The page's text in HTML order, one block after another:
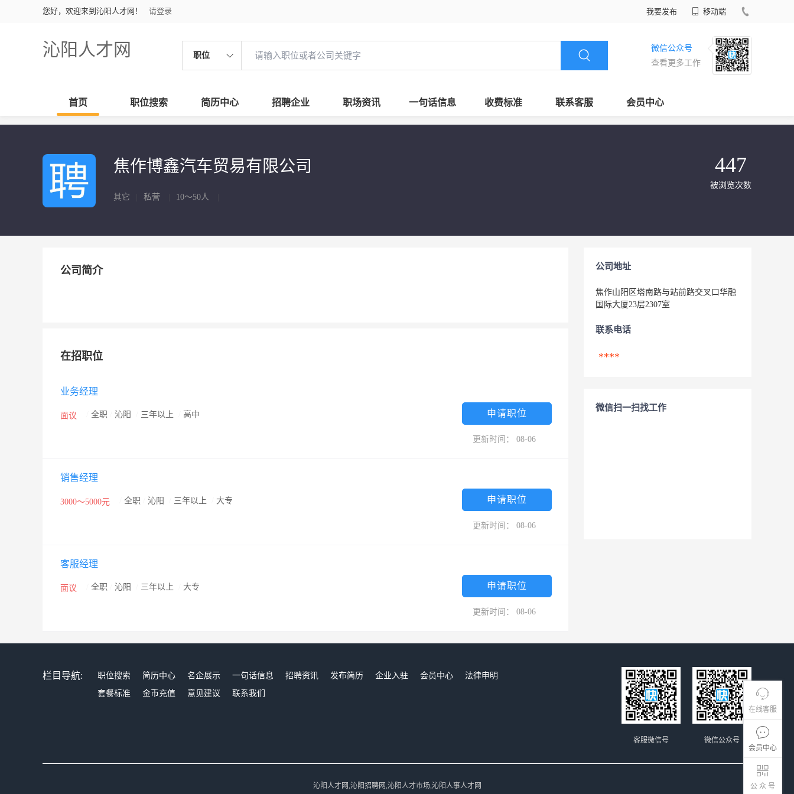
您好，欢迎来到沁阳人才网！ 请登录 我要发布 移动端
沁阳人才网 职位
微信公众号
查看更多工作
首页 职位搜索 简历中心 招聘企业 职场资讯 一句话信息 收费标准 联系客服 会员中心
在线客服
会员中心
公 众 号
焦作博鑫汽车贸易有限公司
其它 私营 10～50人
447
被浏览次数
公司简介
在招职位
业务经理
面议 全职 沁阳 三年以上 高中 申请职位
更新时间： 08-06
销售经理
3000～5000元 全职 沁阳 三年以上 大专 申请职位
更新时间： 08-06
客服经理
面议 全职 沁阳 三年以上 大专 申请职位
更新时间： 08-06
公司地址
焦作山阳区塔南路与站前路交叉口华融
国际大厦23层2307室
联系电话
****
微信扫一扫找工作
栏目导航: 职位搜索 简历中心 名企展示 一句话信息 招聘资讯 发布简历 企业入驻 会员中心
法律申明
套餐标准
金币充值 意见建议 联系我们
微信公众号
客服微信号
沁阳人才网,沁阳招聘网,沁阳人才市场,沁阳人事人才网